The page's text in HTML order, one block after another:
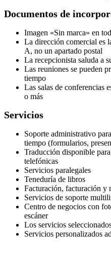
Documentos de
Imagen «Sin marca» en
La dirección comercial es
A, no un apartado postal
La recepcionista saluda a
Las reuniones se pueden
tiempo
Las salas de conferencias
o más
Servicios
Soporte administrativo
tiempo (formularios,
Traducción disponible
telefónicas
Servicios paralegales
Teneduría de libros
Facturación, facturación y
Servicios de soporte
Centro de negocios con
escáner
Los servicios
Servicios personalizados